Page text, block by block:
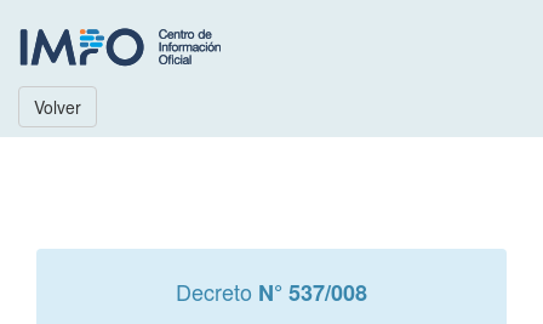
Volver
Decreto N° 537/008